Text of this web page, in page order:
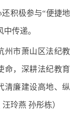
积极参与“便捷地
传递。
市萧山区法纪教
命，深耕法纪教育
清廉建设高地、纵
玲燕 孙彤栋）